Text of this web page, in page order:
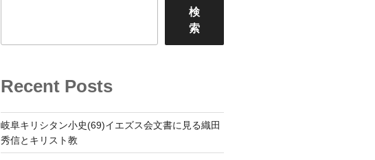
検
索
Recent Posts
岐阜キリシタン小史(69)イエズス会文書に見る織田
秀信とキリスト教